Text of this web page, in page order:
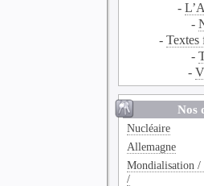
-
-
- Textes
-
-
Nos
Nucléaire
Allemagne
Mondialisation /
/